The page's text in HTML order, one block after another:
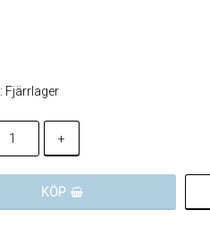
Fjärrlager
+
KÖP